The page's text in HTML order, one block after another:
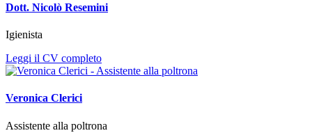
Dott. Nicolò Resemini
Igienista
Leggi il CV completo
Veronica Clerici
Assistente alla poltrona